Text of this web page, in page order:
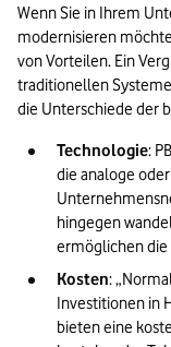
Wenn Sie in Ihrem
modernisieren
von Vorteilen. Ein
traditionellen
die Unterschiede der
Technologie:
die analoge
hingegen
ermöglichen die
Kosten:
Investitionen in
bieten eine